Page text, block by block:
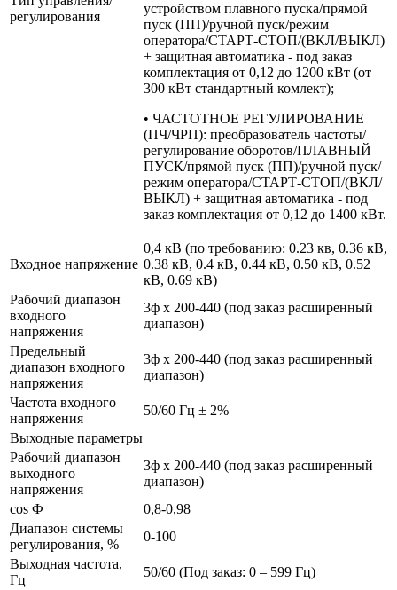
регулирования
устройством плавного пуска/прямой
пуск (ПП)/ручной пуск/режим
оператора/СТАРТ-СТОП/(ВКЛ/ВЫКЛ)
+ защитная автоматика - под заказ
комплектация от 0,12 до 1200 кВт (от
300 кВт стандартный комлект);
• ЧАСТОТНОЕ РЕГУЛИРОВАНИЕ
(ПЧ/ЧРП): преобразователь частоты/
регулирование оборотов/ПЛАВНЫЙ
ПУСК/прямой пуск (ПП)/ручной пуск/
режим оператора/СТАРТ-СТОП/(ВКЛ/
ВЫКЛ) + защитная автоматика - под
заказ комплектация от 0,12 до 1400 кВт.
Входное напряжение
0,4 кВ (по требованию: 0.23 кв, 0.36 кВ,
0.38 кВ, 0.4 кВ, 0.44 кВ, 0.50 кВ, 0.52
кВ, 0.69 кВ)
Рабочий диапазон
входного
напряжения
3ф х 200-440 (под заказ расширенный
диапазон)
Предельный
диапазон входного
напряжения
3ф х 200-440 (под заказ расширенный
диапазон)
Частота входного
напряжения
50/60 Гц ± 2%
Выходные параметры
Рабочий диапазон
выходного
напряжения
3ф х 200-440 (под заказ расширенный
диапазон)
cos Ф
0,8-0,98
Диапазон системы
регулирования, %
0-100
Выходная частота,
Гц
50/60 (Под заказ: 0 – 599 Гц)